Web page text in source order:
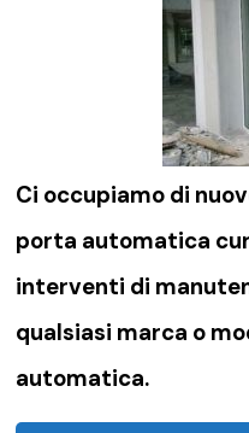
Ci occupiamo di
porta automatica
interventi di
qualsiasi marca o
automatica.